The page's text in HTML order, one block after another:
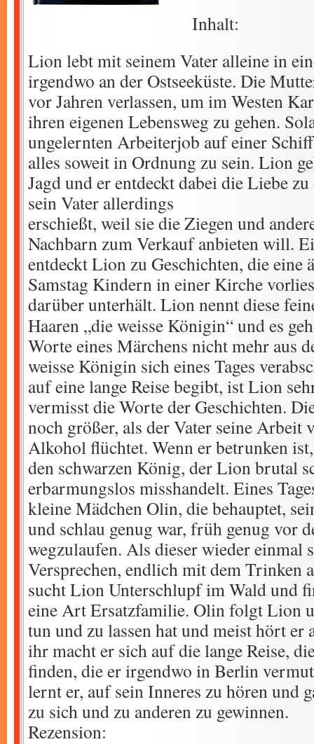
Inhalt:
Lion lebt mit seinem Vater alleine in
irgendwo an der Ostseeküste. Die
vor Jahren verlassen, um im Westen
ihren eigenen Lebensweg zu gehen.
ungelernten Arbeiterjob auf einer
alles soweit in Ordnung zu sein. Lion
Jagd und er entdeckt dabei die Liebe
sein Vater allerdings
erschießt, weil sie die Ziegen und
Nachbarn zum Verkauf anbieten will.
entdeckt Lion zu Geschichten, die eine
Samstag Kindern in einer Kirche
darüber unterhält. Lion nennt diese
Haaren „die weisse Königin“ und es
Worte eines Märchens nicht mehr aus
weisse Königin sich eines Tages
auf eine lange Reise begibt, ist Lion
vermisst die Worte der Geschichten.
noch größer, als der Vater seine Arbeit
Alkohol flüchtet. Wenn er betrunken
den schwarzen König, der Lion brutal
erbarmungslos misshandelt. Eines
kleine Mädchen Olin, die behauptet,
und schlau genug war, früh genug vor
wegzulaufen. Als dieser wieder einmal
Versprechen, endlich mit dem Trinken
sucht Lion Unterschlupf im Wald und
eine Art Ersatzfamilie. Olin folgt Lion
tun und zu lassen hat und meist hört er
ihr macht er sich auf die lange Reise,
finden, die er irgendwo in Berlin
lernt er, auf sein Inneres zu hören und
zu sich und zu anderen zu gewinnen.
Rezension: